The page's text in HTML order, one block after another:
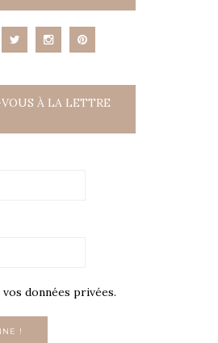
À LA LETTRE
données privées.